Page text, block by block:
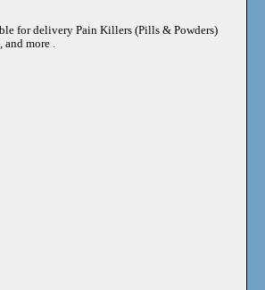
for delivery Pain Killers (Pills & Powders)
more .